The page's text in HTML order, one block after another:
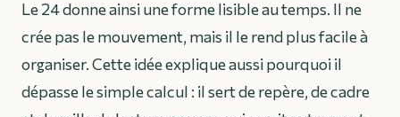
Le 24 donne ainsi une forme lisible au temps. Il ne
crée pas le mouvement, mais il le rend plus facile à
organiser. Cette idée explique aussi pourquoi il
dépasse le simple calcul : il sert de repère, de cadre